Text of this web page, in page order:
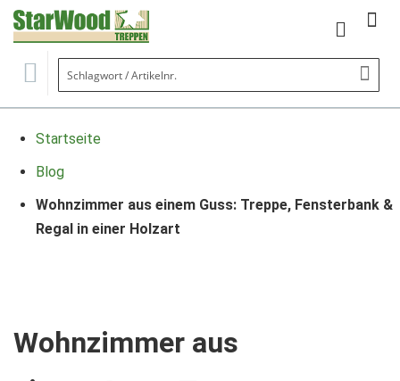
Mein
Startseite
Blog
Wohnzimmer aus einem Guss: Treppe, Fensterbank &
Regal in einer Holzart
Wohnzimmer aus